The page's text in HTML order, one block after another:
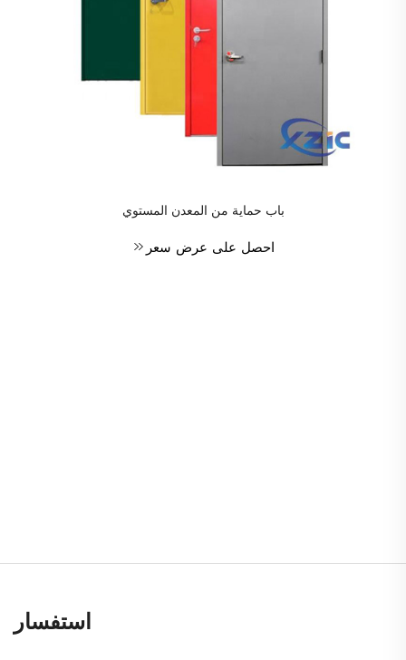
باب حماية من المعدن المستوي
احصل على عرض سعر
استفسار